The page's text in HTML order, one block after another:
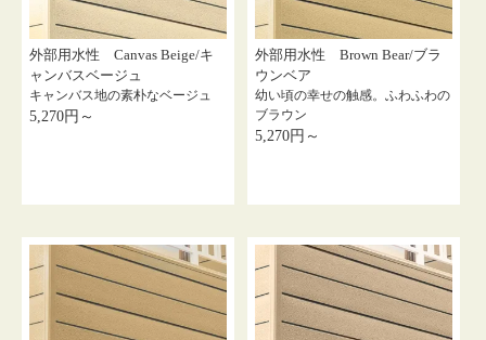
外部用水性 Canvas Beige/キ
ャンバスベージュ
キャンバス地の素朴なベージュ
5,270円～
外部用水性 Brown Bear/ブラ
ウンベア
幼い頃の幸せの触感。ふわふわの
ブラウン
5,270円～